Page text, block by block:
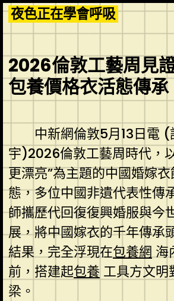
Skip
to
content
夜色正在學會呼吸
2026倫敦工藝周見
包養價格衣活態傳承
中新網倫敦5月13日電
宇)2026倫敦工藝周時代，
更漂亮”為主題的中國婚嫁
態，多位中國非遺代表性
師攜歷代回復復興婚服與今
展，將中國嫁衣的千年傳承
結果，完全浮現在包養網海
前，搭建起包養 工具方文明
梁。